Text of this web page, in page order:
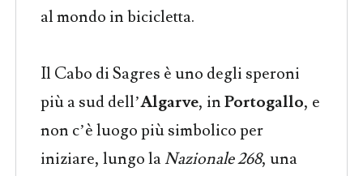
al mondo in bicicletta.
Il Cabo di Sagres è uno degli speroni
più a sud dell’Algarve, inPortogallo, e
non c’è luogo più simbolico per
iniziare, lungo laNazionale 268, una